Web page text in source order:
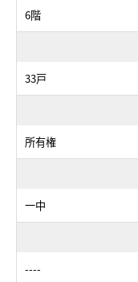
6階
33戸
所有権
一中
----